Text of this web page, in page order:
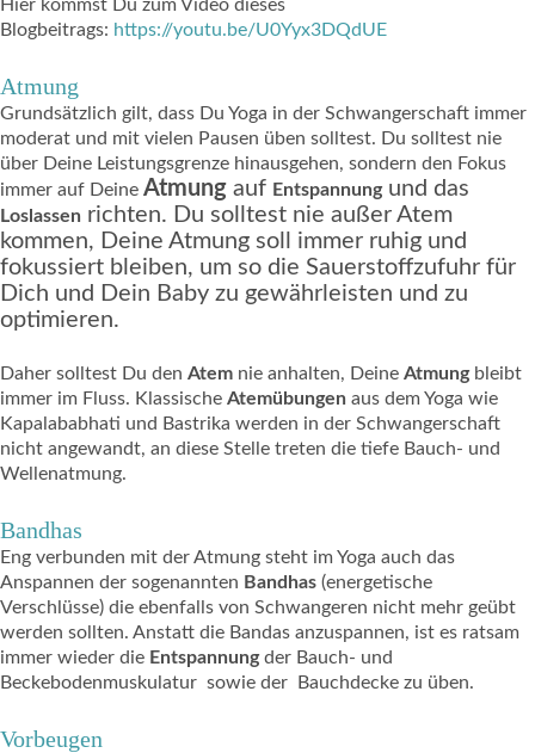
Hier kommst Du zum Video dieses
Blogbeitrags: https://youtu.be/U0Yyx3DQdUE
Atmung
Grundsätzlich gilt, dass Du Yoga in der Schwangerschaft immer
moderat und mit vielen Pausen üben solltest. Du solltest nie
über Deine Leistungsgrenze hinausgehen, sondern den Fokus
immer auf Deine Atmung auf Entspannungund das
Loslassen richten. Du solltest nie außer Atem
kommen, Deine Atmung soll immer ruhig und
fokussiert bleiben, um so die Sauerstoffzufuhr für
Dich und Dein Baby zu gewährleisten und zu
optimieren.
Daher solltest Du den Atem nie anhalten, Deine Atmungbleibt
immer im Fluss. Klassische Atemübungen aus dem Yoga wie
Kapalababhati und Bastrika werden in der Schwangerschaft
nicht angewandt, an diese Stelle treten die tiefe Bauch- und
Wellenatmung.
Bandhas
Eng verbunden mit der Atmung steht im Yoga auch das
Anspannen der sogenannten Bandhas (energetische
Verschlüsse) die ebenfalls von Schwangeren nicht mehr geübt
werden sollten. Anstatt die Bandas anzuspannen, ist es ratsam
immer wieder die Entspannungder Bauch- und
Beckebodenmuskulatur sowie der Bauchdecke zu üben.
Vorbeugen